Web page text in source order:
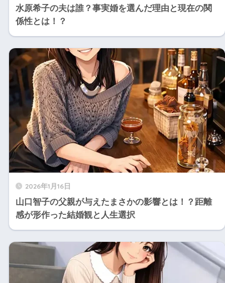
水原希子の夫は誰？事実婚を選んだ理由と現在の関
係性とは！？
2026年1月16日
山口智子の父親が与えたまさかの影響とは！？距離
感が形作った結婚観と人生選択